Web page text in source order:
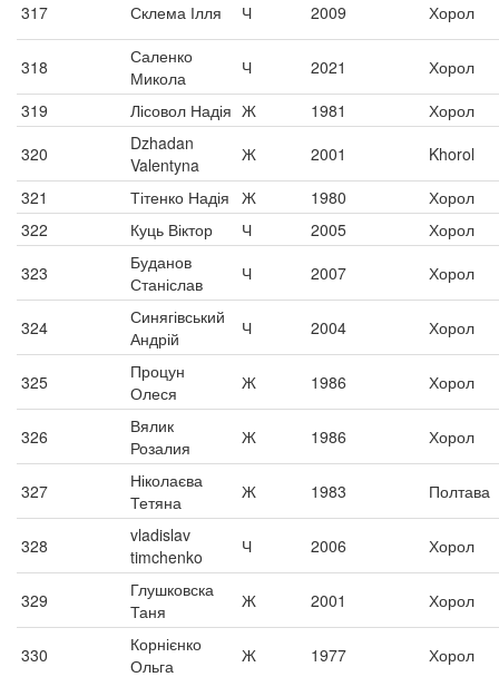
317 Склема Ілля Ч 2009 Хорол
318
Саленко
Микола
Ч 2021
Хорол
319
Лісовол Надія Ж 1981
Хорол
320
Dzhadan
Valentyna
Ж 2001
Khorol
321
Тітенко Надія Ж 1980
Хорол
322
Куць Віктор Ч 2005
Хорол
323
Буданов
Станіслав
Ч 2007 Хорол
324
Синягівський
Андрій
Ч 2004 Хорол
325
Процун
Олеся
Ж 1986 Хорол
326
Вялик
Розалия
Ж 1986 Хорол
327
Ніколаєва
Тетяна
Ж 1983 Полтава
328
vladislav
timchenko
Ч 2006 Хорол
329
Глушковска
Таня
Ж 2001 Хорол
330
Корнієнко
Ольга
Ж 1977
Хорол